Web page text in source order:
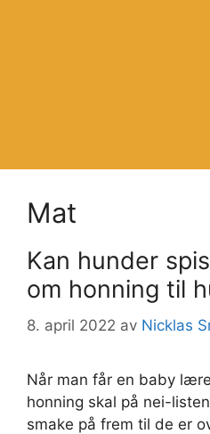
Mat
Kan hunder
om honning til
8. april 2022 av Nicklas
Når man får en baby
honning skal på nei-
smake på frem til de er